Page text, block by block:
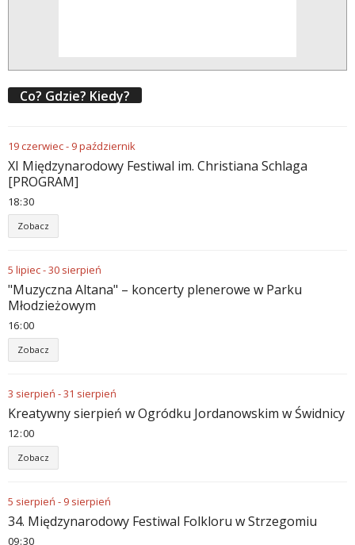
Co? Gdzie? Kiedy?
19czerwiec- 9październik
XI Międzynarodowy Festiwal im. Christiana Schlaga
[PROGRAM]
18:30
Zobacz
5 lipiec-30 sierpień
"Muzyczna Altana" – koncerty plenerowe w Parku
Młodzieżowym
16:00
Zobacz
3 sierpień -31 sierpień
Kreatywny sierpień w Ogródku Jordanowskim w Świdnicy
12:00
Zobacz
5 sierpień - 9 sierpień
34. Międzynarodowy Festiwal Folkloru w Strzegomiu
09:30